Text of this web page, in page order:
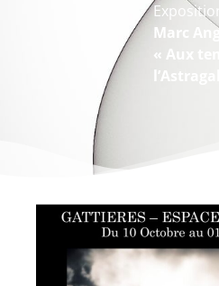
Marc
« Aux